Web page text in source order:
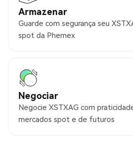
Armazenar
Guarde com segurança seu
spot da Phemex
Negociar
Negocie XSTXAG com
mercados spot e de futuros